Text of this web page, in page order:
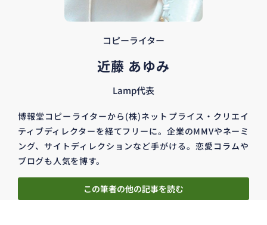
コピーライター
近藤 あゆみ
Lamp代表
博報堂コピーライターから(株)ネットプライス・クリエイ
ティブディレクターを経てフリーに。企業のMMVやネーミ
ング、サイトディレクションなど手がける。恋愛コラムや
ブログも人気を博す。
この筆者の他の記事を読む